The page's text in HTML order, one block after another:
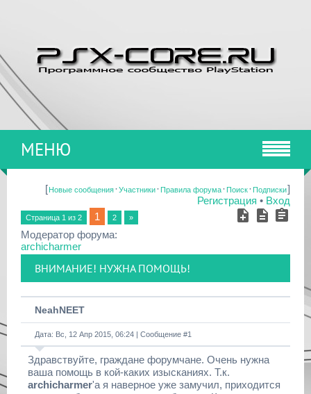
МЕНЮ
[Новые сообщения·Участники·Правила форума·Поиск·Подписки]
Регистрация • Вход
Страница 1 из 2 1 2 »
Модератор форума:
archicharmer
ВНИМАНИЕ! НУЖНА ПОМОЩЬ!
NeahNEET
Дата: Вс, 12 Апр 2015, 06:24 | Сообщение #1
Здравствуйте, граждане форумчане. Очень нужна
ваша помощь в кой-каких изысканиях. Т.к.
archicharmer'а я наверное уже замучил, приходится